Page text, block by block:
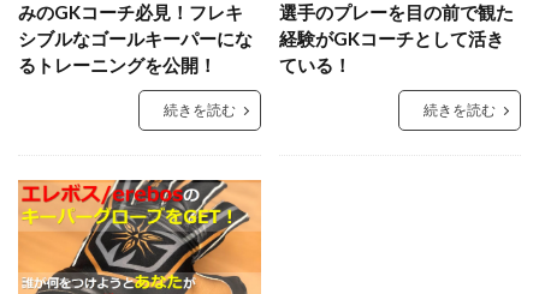
みのGKコーチ必見！フレキ
シブルなゴールキーパーにな
るトレーニングを公開！
続きを読む
選手のプレーを目の前で観た
経験がGKコーチとして活き
ている！
続きを読む
ストレス
スピード スペイン
スポーツ科学部
スマートフォン
スーパーな基本技術
セカンドアクション
セカンドボール
タイ
タイインターナショナルユースカップ
タイ遠征
ダブルアクション
チャレンジ
チャンネル登録者数
ツイッター
テア・シュテーゲン
ティポ・クルトワ